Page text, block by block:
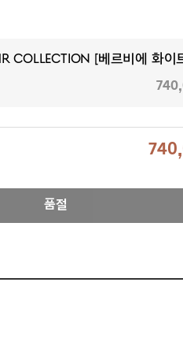
Collection [베르비에 화이
품절